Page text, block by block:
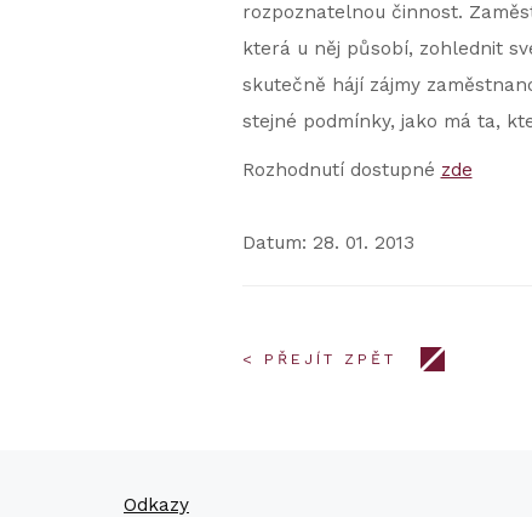
rozpoznatelnou činnost.
která u něj působí, zohlednit
skutečně hájí zájmy
stejné podmínky, jako má ta,
Rozhodnutí dostupné zde
Datum: 28. 01. 2013
< PŘEJÍT ZPĚT
Odkazy